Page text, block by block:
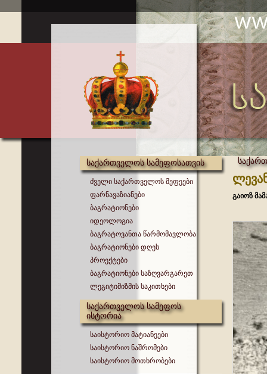
საქართველოს სამეფოსათვის
ძველი საქართველოს მეფეები
ფარნავაზიანები
ბაგრატიონები
იდეოლოგია
ბაგრატოვანთა წარმომავლობა
ბაგრატიონები დღეს
პროექტები
ბაგრატიონები საზღვარგარეთ
ლეგიტიმიზმის საკითხები
საქართველოს სამეფოს
ისტორია
საისტორიო მატიანეები
საისტორიო ნაშრომები
საისტორიო მოთხრობები
გაიოზ